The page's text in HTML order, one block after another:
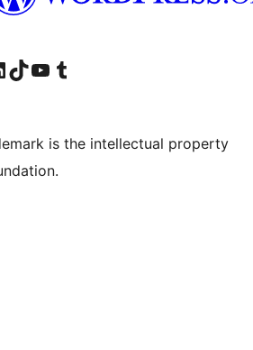
account
LinkedIn account
Visit our TikTok account
Visit our YouTube channel
Visit our Tumblr account
is the intellectual property